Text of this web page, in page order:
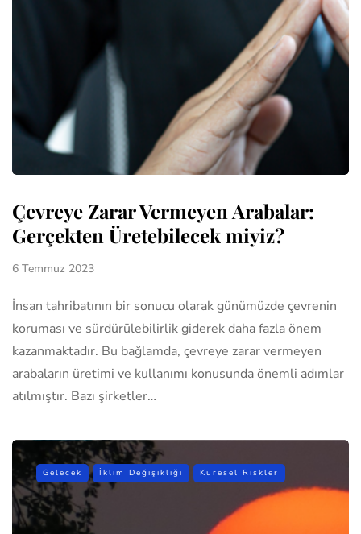
Çevreye Zarar Vermeyen Arabalar:
Gerçekten Üretebilecek miyiz?
6 Temmuz 2023
İnsan tahribatının bir sonucu olarak günümüzde çevrenin
koruması ve sürdürülebilirlik giderek daha fazla önem
kazanmaktadır. Bu bağlamda, çevreye zarar vermeyen
arabaların üretimi ve kullanımı konusunda önemli adımlar
atılmıştır. Bazı şirketler…
Gelecek İklim Değişikliği Küresel Riskler